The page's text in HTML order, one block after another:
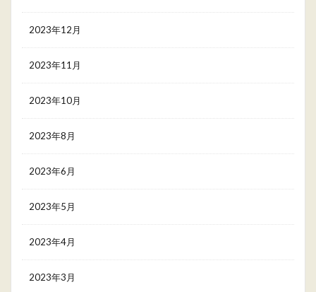
2023年12月
2023年11月
2023年10月
2023年8月
2023年6月
2023年5月
2023年4月
2023年3月